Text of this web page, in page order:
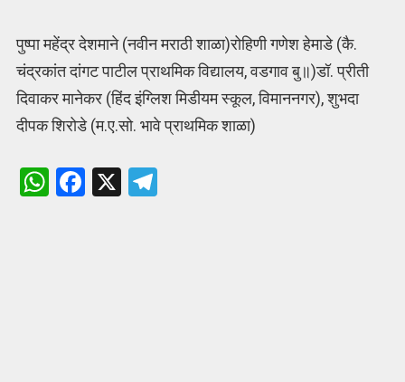
पुष्पा महेंद्र देशमाने (नवीन मराठी शाळा)रोहिणी गणेश हेमाडे (कै.
चंद्रकांत दांगट पाटील प्राथमिक विद्यालय, वडगाव बु॥)डॉ. प्रीती
दिवाकर मानेकर (हिंद इंग्लिश मिडीयम स्कूल, विमाननगर), शुभदा
दीपक शिरोडे (म.ए.सो. भावे प्राथमिक शाळा)
W F X T